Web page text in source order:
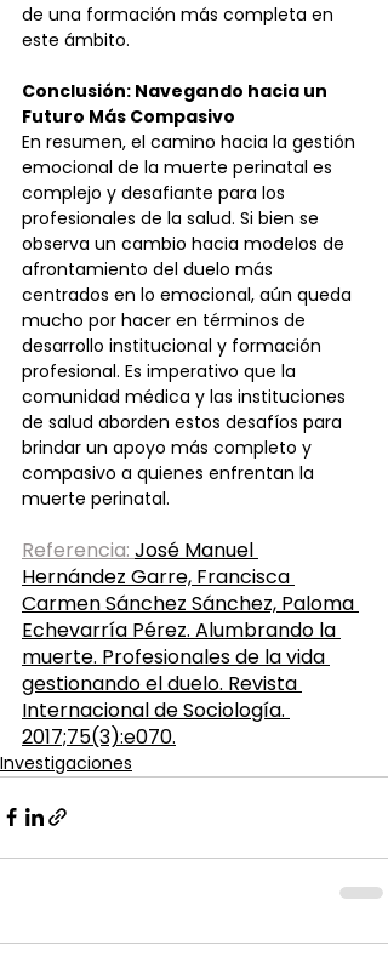
de una formación más completa en
este ámbito.
Conclusión: Navegando hacia un
Futuro Más Compasivo
En resumen, el camino hacia la gestión
emocional de la muerte perinatal es
complejo y desafiante para los
profesionales de la salud. Si bien se
observa un cambio hacia modelos de
afrontamiento del duelo más
centrados en lo emocional, aún queda
mucho por hacer en términos de
desarrollo institucional y formación
profesional. Es imperativo que la
comunidad médica y las instituciones
de salud aborden estos desafíos para
brindar un apoyo más completo y
compasivo a quienes enfrentan la
muerte perinatal.
Referencia: José Manuel
Hernández Garre, Francisca
Carmen Sánchez Sánchez, Paloma
Echevarría Pérez. Alumbrando la
muerte. Profesionales de la vida
gestionando el duelo. Revista
Internacional de Sociología.
2017;75(3):e070.
Investigaciones